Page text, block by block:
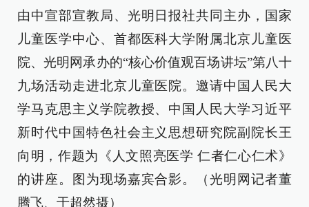
由中宣部宣教局、光明日报社共同主办， 国家
儿童医学中心、首都医科大学附属北京儿童医
院、光明网承办的“核心价值观百场讲坛”第八十
九场活动走进北京儿童医院。邀请中国人民大
学马克思主义学院教授、中国人民大学习近平
新时代中国特色社会主义思想研究院副院长王
向明 ，作题为《 人文照亮医学 仁者仁心仁术》
的讲座。图为现场嘉宾合影。（光明网记者董
腾飞、于超然摄）